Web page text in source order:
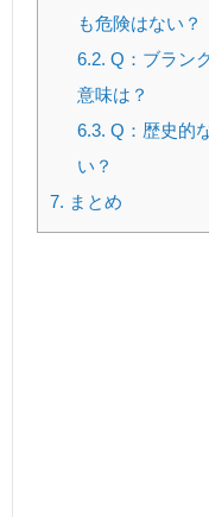
も危険はない？
6.2. Q：ブラン
意味は？
6.3. Q：歴史的
い？
7. まとめ